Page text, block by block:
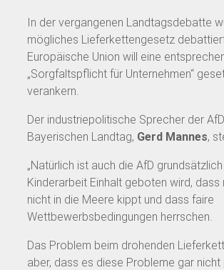
In der vergangenen Landtagsdebatte
mögliches Lieferkettengesetz
Europäische Union will eine
„Sorgfaltspflicht für Unternehmen“
verankern.
Der industriepolitische Sprecher der
Bayerischen Landtag, Gerd Mannes,
„Natürlich ist auch die AfD
Kinderarbeit Einhalt geboten wird, dass
nicht in die Meere kippt und dass faire
Wettbewerbsbedingungen herrschen.
Das Problem beim drohenden
aber, dass es diese Probleme gar nicht